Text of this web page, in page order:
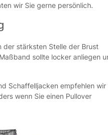
wir Sie gerne persönlich.
der stärksten Stelle der Brust
sollte locker anliegen
Schaffelljacken empfehlen wir
wenn Sie einen Pullover